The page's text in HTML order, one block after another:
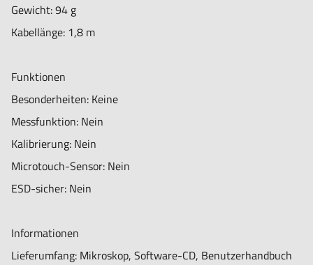
Gewicht: 94 g
Kabellänge: 1,8 m
Funktionen
Besonderheiten: Keine
Messfunktion: Nein
Kalibrierung: Nein
Microtouch-Sensor: Nein
ESD-sicher: Nein
Informationen
Lieferumfang: Mikroskop, Software-CD, Benutzerhandbuch